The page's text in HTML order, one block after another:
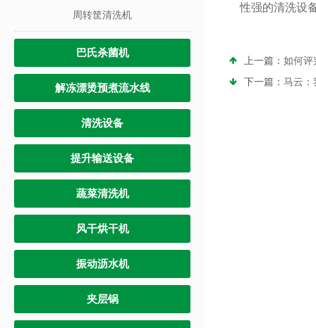
周转筐清洗机
巴氏杀菌机
解冻漂烫预煮流水线
清洗设备
提升输送设备
蔬菜清洗机
风干烘干机
振动沥水机
夹层锅
性强的清洗设
上一篇： 如何评
下一篇： 马云：